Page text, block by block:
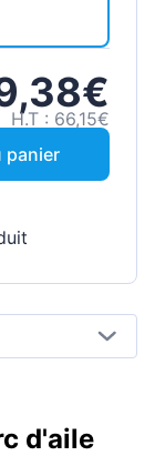
H.T : 66,15€
panier
d'aile